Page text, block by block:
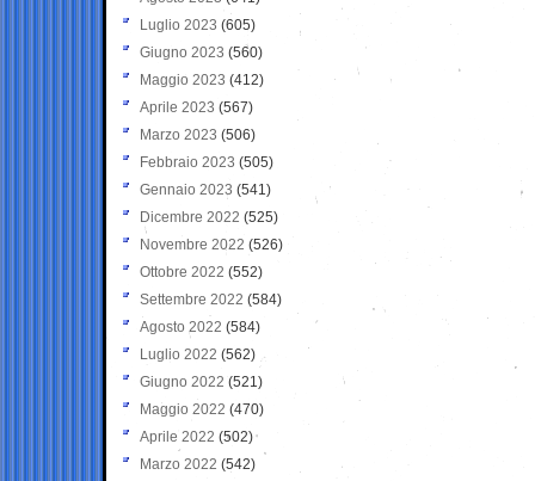
Luglio 2023 (605)
Giugno 2023 (560)
Maggio 2023 (412)
Aprile 2023 (567)
Marzo 2023 (506)
Febbraio 2023 (505)
Gennaio 2023 (541)
Dicembre 2022 (525)
Novembre 2022 (526)
Ottobre 2022 (552)
Settembre 2022 (584)
Agosto 2022 (584)
Luglio 2022 (562)
Giugno 2022 (521)
Maggio 2022 (470)
Aprile 2022 (502)
Marzo 2022 (542)